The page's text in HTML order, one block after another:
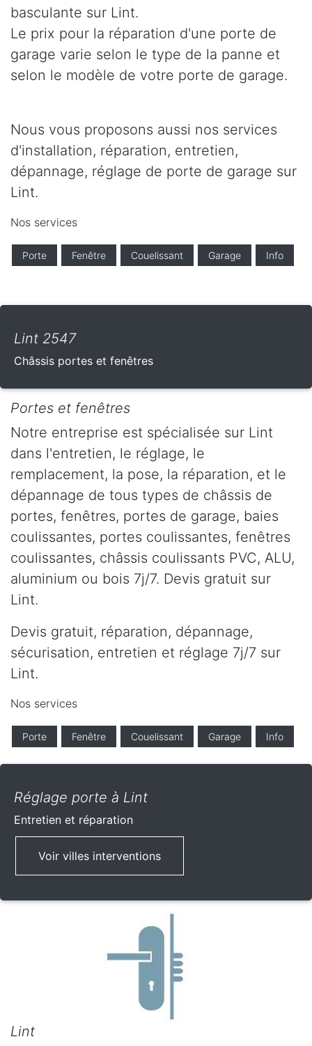
basculante sur Lint.
Le prix pour la réparation d'une porte de
garage varie selon le type de la panne et
selon le modèle de votre porte de garage.
Nous vous proposons aussi nos services
d'installation, réparation, entretien,
dépannage, réglage de porte de garage sur
Lint.
Nos services
Porte Fenêtre Couelissant Garage Info
Lint 2547
Châssis portes et fenêtres
Portes et fenêtres
Notre entreprise est spécialisée sur Lint
dans l'entretien, le réglage, le
remplacement, la pose, la réparation, et le
dépannage de tous types de châssis de
portes, fenêtres, portes de garage, baies
coulissantes, portes coulissantes, fenêtres
coulissantes, châssis coulissants PVC, ALU,
aluminium ou bois 7j/7. Devis gratuit sur
Lint.
Devis gratuit, réparation, dépannage,
sécurisation, entretien et réglage 7j/7 sur
Lint.
Nos services
Porte Fenêtre Couelissant Garage Info
Réglage porte à Lint
Entretien et réparation
Voir villes interventions
Lint